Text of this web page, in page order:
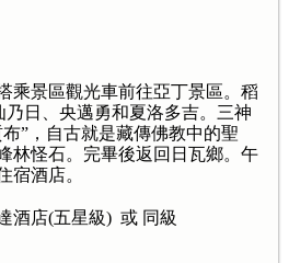
乘景區觀光車前往亞丁景區。稻
日、央邁勇和夏洛多吉。三神
”，自古就是藏傳佛教中的聖
林怪石。完畢後返回日瓦鄉。午
宿酒店。
酒店(五星級) 或 同級